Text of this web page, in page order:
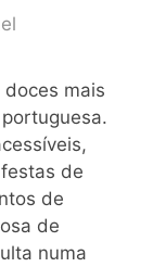
mais
de
de
de
numa